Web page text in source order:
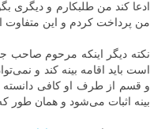
ادعا کند من طلبکارم و
من پرداخت کردم و این
نکته دیگر اینکه مرحوم صاحب
است باید اقامه بینه کند و
و قسم از طرف او کافی
بینه اثبات می‌شود و همان طور